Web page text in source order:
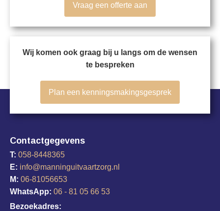
Vraag een offerte aan
Wij komen ook graag bij u langs om de wensen
te bespreken
Plan een kenningsmakingsgesprek
Contactgegevens
T: 058-8448365
E: info@manninguitvaartzorg.nl
M: 06-81056653
WhatsApp: 06 - 81 05 66 53
Bezoekadres: